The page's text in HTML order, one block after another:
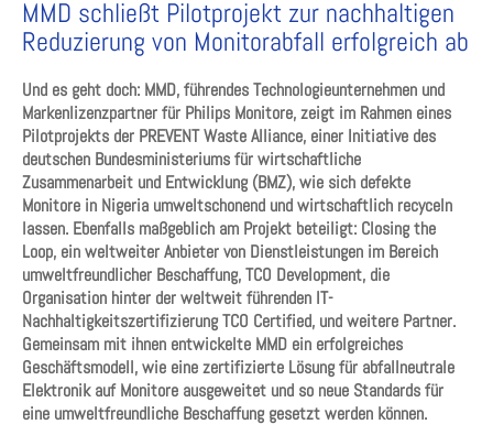
MMD schließt Pilotprojekt zur nachhaltigen
Reduzierung von Monitorabfall erfolgreich ab
Und es geht doch: MMD, führendes Technologieunternehmen und
Markenlizenzpartner für Philips Monitore, zeigt im Rahmen eines
Pilotprojekts der PREVENT Waste Alliance, einer Initiative des
deutschen Bundesministeriums für wirtschaftliche
Zusammenarbeit und Entwicklung (BMZ), wie sich defekte
Monitore in Nigeria umweltschonend und wirtschaftlich recyceln
lassen. Ebenfalls maßgeblich am Projekt beteiligt: Closing the
Loop, ein weltweiter Anbieter von Dienstleistungen im Bereich
umweltfreundlicher Beschaffung, TCO Development, die
Organisation hinter der weltweit führenden IT-
Nachhaltigkeitszertifizierung TCO Certified, und weitere Partner.
Gemeinsam mit ihnen entwickelte MMD ein erfolgreiches
Geschäftsmodell, wie eine zertifizierte Lösung für abfallneutrale
Elektronik auf Monitore ausgeweitet und so neue Standards für
eine umweltfreundliche Beschaffung gesetzt werden können.